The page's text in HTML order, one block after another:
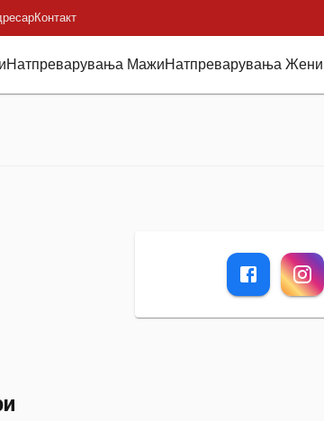
Контакт
Натпреварувања МажиНатпреварувања Жени